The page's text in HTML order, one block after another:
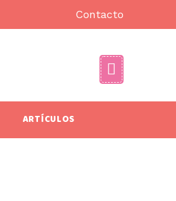
Contacto
ARTÍCULOS